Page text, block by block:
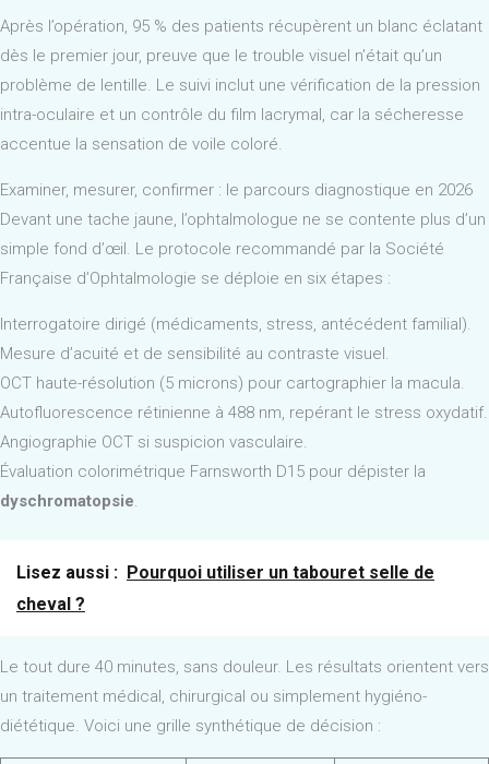
Après l’opération, 95 % des patients récupèrent un blanc éclatant
dès le premier jour, preuve que le trouble visuel n’était qu’un
problème de lentille. Le suivi inclut une vérification de la pression
intra-oculaire et un contrôle du film lacrymal, car la sécheresse
accentue la sensation de voile coloré.
Examiner, mesurer, confirmer : le parcours diagnostique en 2026
Devant une tache jaune, l’ophtalmologue ne se contente plus d’un
simple fond d’œil. Le protocole recommandé par la Société
Française d’Ophtalmologie se déploie en six étapes :
Interrogatoire dirigé (médicaments, stress, antécédent familial).
Mesure d’acuité et de sensibilité au contraste visuel.
OCT haute-résolution (5 microns) pour cartographier la macula.
Autofluorescence rétinienne à 488 nm, repérant le stress oxydatif.
Angiographie OCT si suspicion vasculaire.
Évaluation colorimétrique Farnsworth D15 pour dépister la
dyschromatopsie.
Lisez aussi : Pourquoi utiliser un tabouret selle de
cheval ?
Le tout dure 40 minutes, sans douleur. Les résultats orientent vers
un traitement médical, chirurgical ou simplement hygiéno-
diététique. Voici une grille synthétique de décision :